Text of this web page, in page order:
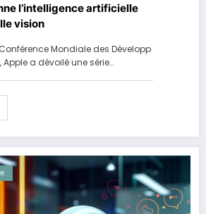
l’intelligence artificielle
vision
Mondiale des Développ
Apple a dévoilé une série…